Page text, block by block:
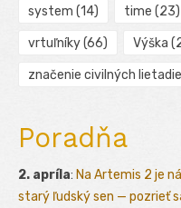
system (14) time (23)
vrtuľníky(66) Výška
značenie civilných lietadiel
Poradňa
2. apríla: Na Artemis 2 je
starý ľudský sen — pozrieť